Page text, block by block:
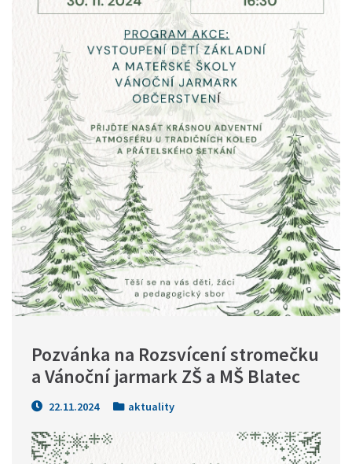
Pozvánka na Rozsvícení stromečku
a Vánoční jarmark ZŠ a MŠ Blatec
22.11.2024 aktuality